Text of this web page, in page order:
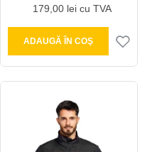
179,00 lei cu TVA
ADAUGĂ ÎN COŞ